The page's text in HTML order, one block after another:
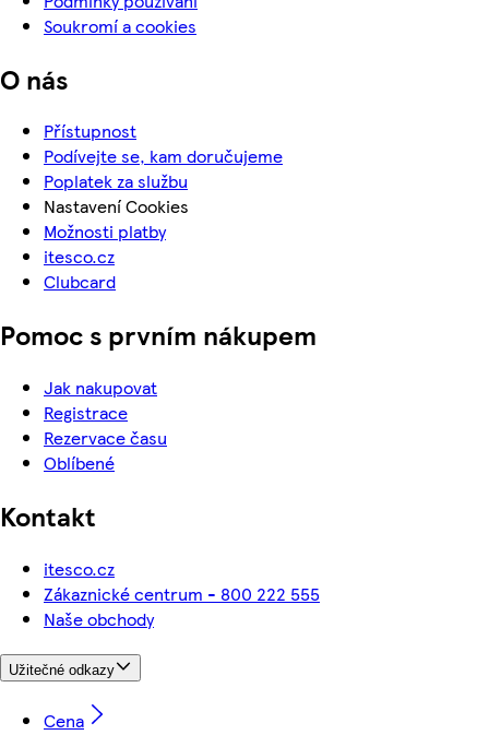
Soukromí a cookies
O nás
Přístupnost
Podívejte se, kam doručujeme
Poplatek za službu
Nastavení Cookies
Možnosti platby
itesco.cz
Clubcard
Pomoc s prvním nákupem
Jak nakupovat
Registrace
Rezervace času
Oblíbené
Kontakt
itesco.cz
Zákaznické centrum - 800 222 555
Naše obchody
Užitečné odkazy
Cena